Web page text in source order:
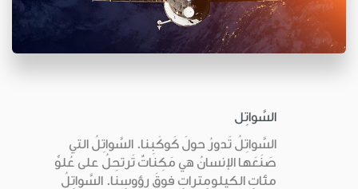
السَّواتِل
السَّواتِلُ تَدورُ حولَ كَوكَبِنا. السَّواتِلُ التي
صَنَعَها الإنسانُ هي مَكِناتٌ تَرتحِلُ على عُلوِّ
مئاتِ الكيلومِتراتِ فوقَ رؤوسِنا. السَّواتِلُ